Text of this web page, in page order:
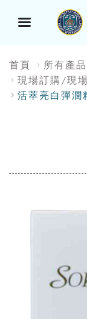
單
按
首頁
所有產品
現場訂購/現
活萃亮白彈潤